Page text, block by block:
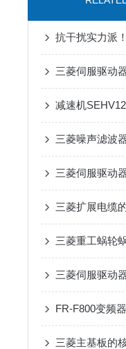
三菱扩展电缆
三菱重工蜗轮
FR-F800变频
三菱主基板的